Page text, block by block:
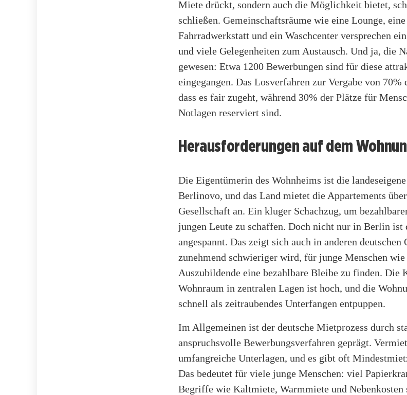
Miete drückt, sondern auch die Möglichkeit bietet,
schließen. Gemeinschaftsräume wie eine Lounge,
Fahrradwerkstatt und ein Waschcenter versprechen
und viele Gelegenheiten zum Austausch. Und ja, die
gewesen: Etwa 1200 Bewerbungen sind für diese
eingegangen. Das Losverfahren zur Vergabe von 70%
dass es fair zugeht, während 30% der Plätze für
Notlagen reserviert sind.
Herausforderungen auf dem
Die Eigentümerin des Wohnheims ist die
Berlinovo, und das Land mietet die Appartements
Gesellschaft an. Ein kluger Schachzug, um
jungen Leute zu schaffen. Doch nicht nur in Berlin ist
angespannt. Das zeigt sich auch in anderen deutschen
zunehmend schwieriger wird, für junge Menschen wie
Auszubildende eine bezahlbare Bleibe zu finden. Die
Wohnraum in zentralen Lagen ist hoch, und die
schnell als zeitraubendes Unterfangen entpuppen.
Im Allgemeinen ist der deutsche Mietprozess durch
anspruchsvolle Bewerbungsverfahren geprägt.
umfangreiche Unterlagen, und es gibt oft
Das bedeutet für viele junge Menschen: viel
Begriffe wie Kaltmiete, Warmmiete und